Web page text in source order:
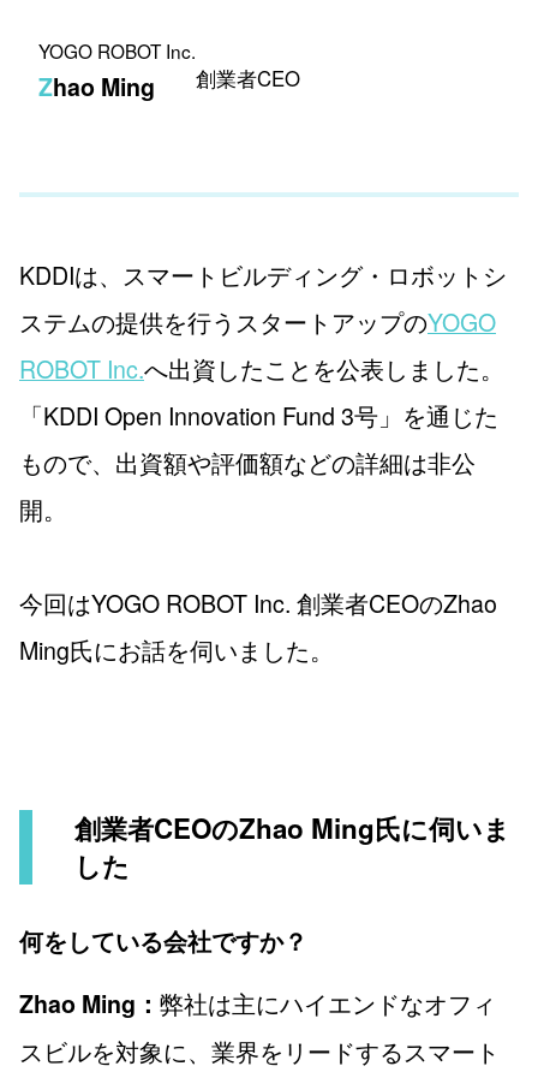
YOGO ROBOT Inc.
Zhao Ming 創業者CEO
KDDIは、スマートビルディング・ロボットシ
ステムの提供を行うスタートアップのYOGO
ROBOT Inc.へ出資したことを公表しました。
「KDDI Open Innovation Fund 3号」を通じた
もので、出資額や評価額などの詳細は非公
開。
今回はYOGO ROBOT Inc. 創業者CEOのZhao
Ming氏にお話を伺いました。
創業者CEOのZhao Ming氏に伺いま
した
何をしている会社ですか？
Zhao Ming： 弊社は主にハイエンドなオフィ
スビルを対象に、業界をリードするスマート